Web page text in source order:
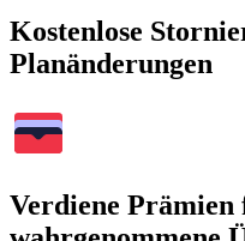
Kostenlose
Planänderungen
Verdiene Prämien